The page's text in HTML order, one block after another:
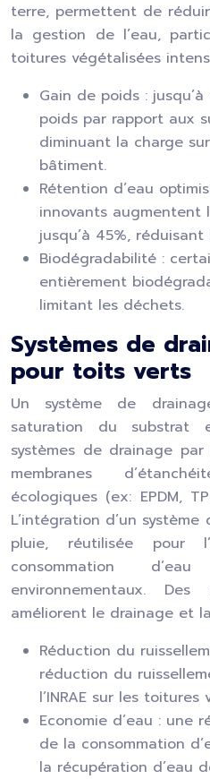
terre, permettent de
la gestion de l’eau,
toitures végétalisées
Gain de poids :
poids par rapport aux
diminuant la charge
bâtiment.
Rétention d’eau
innovants augmentent
jusqu’à 45%,
Biodégradabilité :
entièrement
limitant les déchets.
Systèmes de
pour toits verts
Un système de
saturation du substrat
systèmes de drainage
membranes
écologiques (ex: EPDM,
L’intégration d’un
pluie, réutilisée pour
consommation
environnementaux.
améliorent le drainage et
Réduction du
réduction du
l’INRAE sur les
Economie d’eau : une
de la consommation
la récupération d’eau